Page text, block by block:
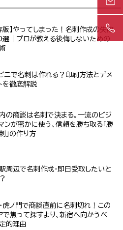
版】やってしまった！名刺作成の失敗
｜プロが教える後悔しないための
ニで名刺は作れる？印刷方法とデメ
を徹底解説
の商談は名刺で決まる。一流のビジ
ンが密かに使う、信頼を勝ち取る「勝
」の作り方
周辺で名刺作成・即日受取したいと
虎ノ門で商談直前に名刺切れ！この
で焦って探すより、新宿へ向かうべ
的理由